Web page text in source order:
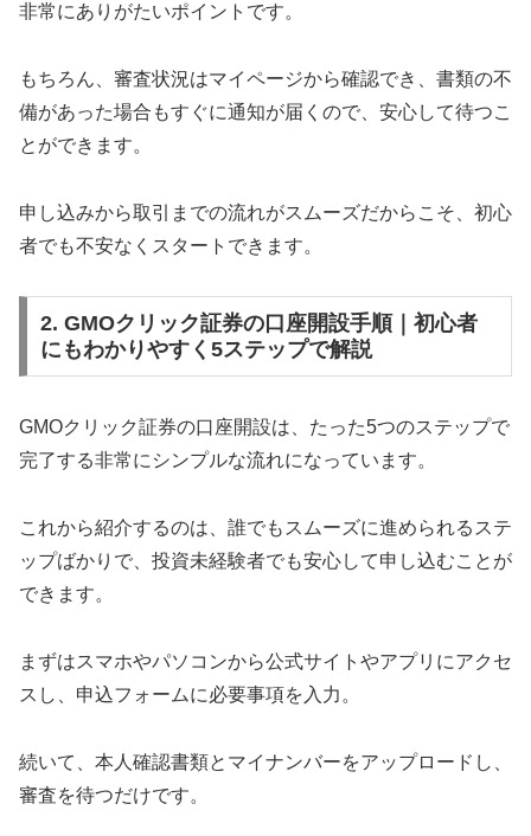
非常にありがたいポイントです。
もちろん、審査状況はマイページから確認でき、書類の不
備があった場合もすぐに通知が届くので、安心して待つこ
とができます。
申し込みから取引までの流れがスムーズだからこそ、初心
者でも不安なくスタートできます。
2. GMOクリック証券の口座開設手順｜初心者
にもわかりやすく5ステップで解説
GMOクリック証券の口座開設は、たった5つのステップで
完了する非常にシンプルな流れになっています。
これから紹介するのは、誰でもスムーズに進められるステ
ップばかりで、投資未経験者でも安心して申し込むことが
できます。
まずはスマホやパソコンから公式サイトやアプリにアクセ
スし、申込フォームに必要事項を入力。
続いて、本人確認書類とマイナンバーをアップロードし、
審査を待つだけです。